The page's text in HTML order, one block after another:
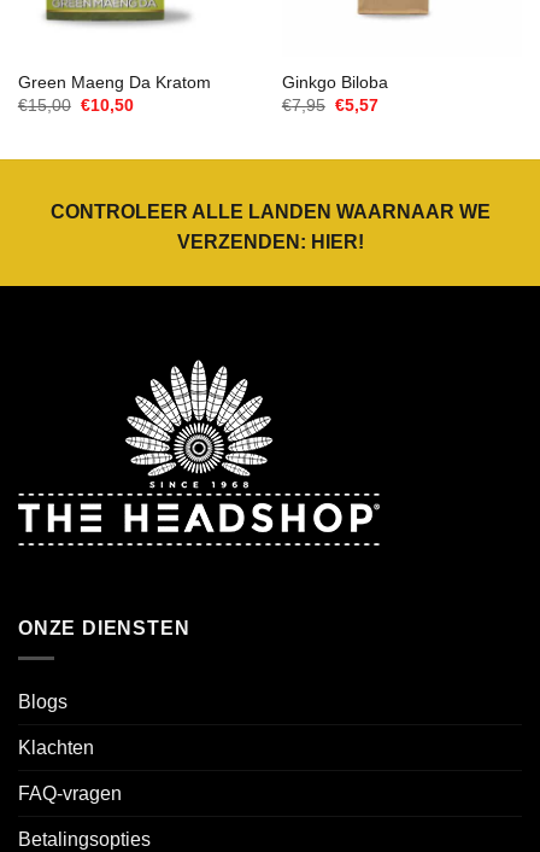
Green Maeng Da Kratom
€15,00 Oorspronkelijke
€10,50Huidige
Ginkgo Biloba
€7,95 Oorspronkelijke
prijs
€5,57Huidige
CONTROLEER ALLE LANDEN WAARNAAR WE
VERZENDEN: HIER!
ONZE DIENSTEN
Blogs
Klachten
FAQ-vragen
Betalingsopties